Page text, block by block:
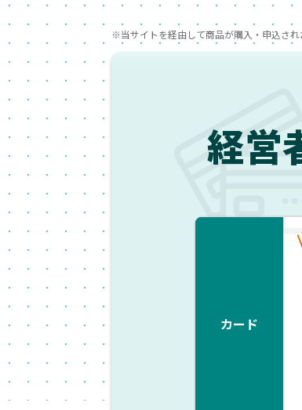
※当サイトを経由して商品が購入・申込され
経営
カード